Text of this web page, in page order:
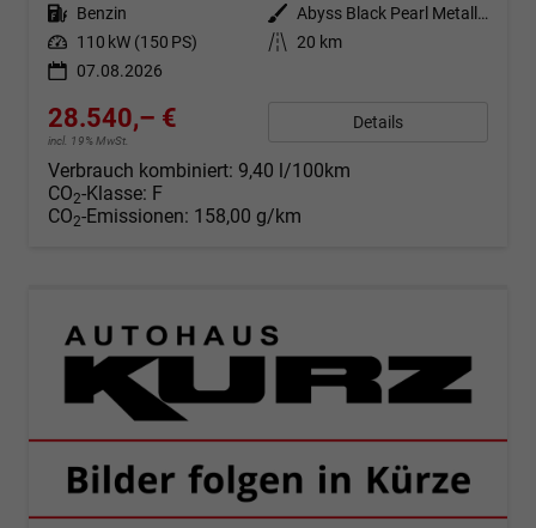
Kraftstoff Benzin Außenfarbe
Abyss Black Pearl Metallic ()
Leistung 110 kW (150 PS) Kilometerstand 20 km
07.08.2026
28.540,– €
incl. 19% MwSt.
Details
Verbrauch kombiniert: 9,40 l/100km
CO2-Klasse: F
CO2-Emissionen: 158,00 g/km